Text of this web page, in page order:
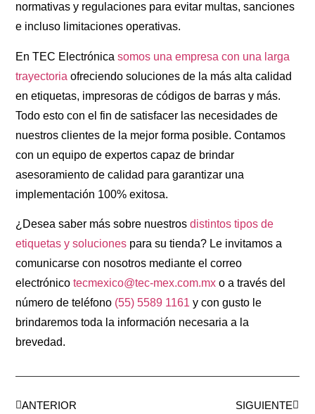
normativas y regulaciones para evitar multas, sanciones
e incluso limitaciones operativas.
En TEC Electrónicasomos una empresa con una larga
trayectoria ofreciendo soluciones de la más alta calidad
en etiquetas, impresoras de códigos de barras y más.
Todo esto con el fin de satisfacer las necesidades de
nuestros clientes de la mejor forma posible. Contamos
con un equipo de expertos capaz de brindar
asesoramiento de calidad para garantizar una
implementación 100% exitosa.
¿Desea saber más sobre nuestrosdistintos tipos de
etiquetas y soluciones para su tienda? Le invitamos a
comunicarse con nosotros mediante el correo
electrónicotecmexico@tec-mex.com.mx o a través del
número de teléfono (55) 5589 1161 y con gusto le
brindaremos toda la información necesaria a la
brevedad.
ANTERIOR SIGUIENTE